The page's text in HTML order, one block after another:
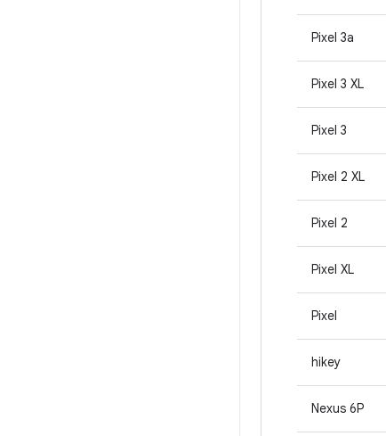
Pixel 3a
Pixel 3 XL
Pixel 3
Pixel 2 XL
Pixel 2
Pixel XL
Pixel
hikey
Nexus 6P